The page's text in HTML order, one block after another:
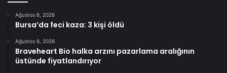
Ağustos 6, 2026
Bursa’da feci kaza: 3 kişi öldü
Ağustos 6, 2026
Braveheart Bio halka arzını pazarlama aralığının
üstünde fiyatlandırıyor